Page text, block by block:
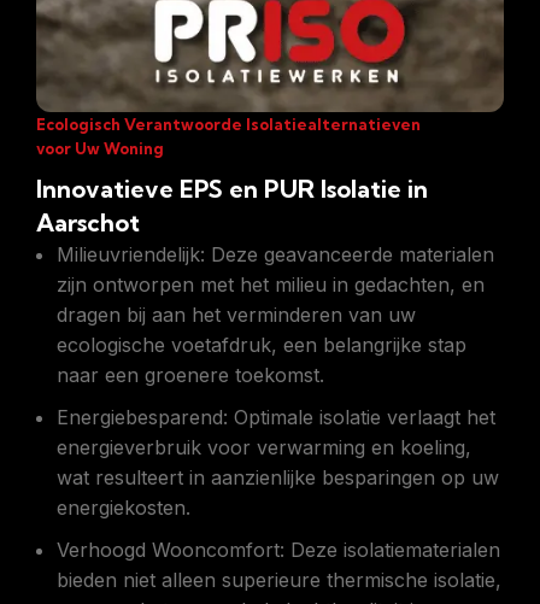
Ecologisch Verantwoorde Isolatiealternatieven
voor Uw Woning
Innovatieve EPS en PUR Isolatie in
Aarschot
Milieuvriendelijk: Deze geavanceerde materialen
zijn ontworpen met het milieu in gedachten, en
dragen bij aan het verminderen van uw
ecologische voetafdruk, een belangrijke stap
naar een groenere toekomst.
Energiebesparend: Optimale isolatie verlaagt het
energieverbruik voor verwarming en koeling,
wat resulteert in aanzienlijke besparingen op uw
energiekosten.
Verhoogd Wooncomfort: Deze isolatiematerialen
bieden niet alleen superieure thermische isolatie,